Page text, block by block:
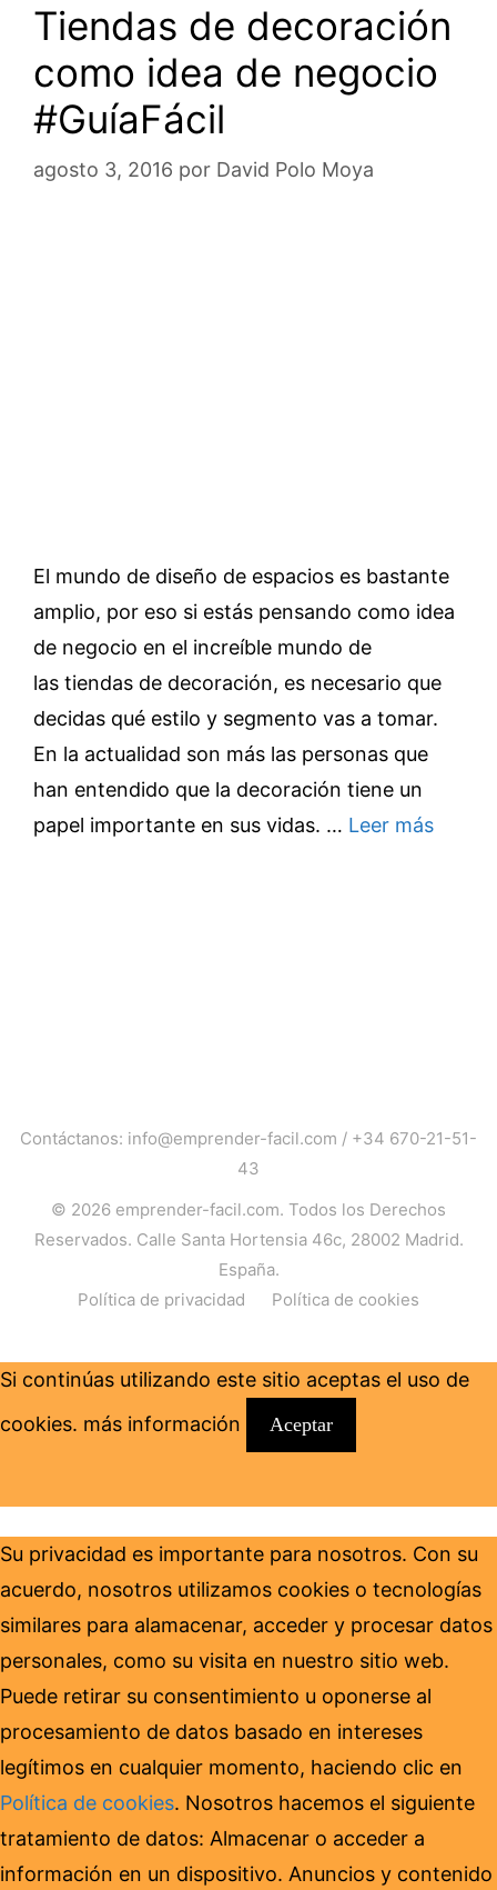
Tiendas de decoración
como idea de negocio
#GuíaFácil
agosto 3, 2016 por David Polo Moya
El mundo de diseño de espacios es bastante
amplio, por eso si estás pensando como idea
de negocio en el increíble mundo de
las tiendas de decoración, es necesario que
decidas qué estilo y segmento vas a tomar.
En la actualidad son más las personas que
han entendido que la decoración tiene un
papel importante en sus vidas. … Leer más
Contáctanos: info@emprender-facil.com / +34 670-21-51-
43
© 2026 emprender-facil.com. Todos los Derechos
Reservados. Calle Santa Hortensia 46c, 28002 Madrid.
España.
Política de privacidad
Política de cookies
Si continúas utilizando este sitio aceptas el uso de
cookies. más información Aceptar
Su privacidad es importante para nosotros. Con su
acuerdo, nosotros utilizamos cookies o tecnologías
similares para alamacenar, acceder y procesar datos
personales, como su visita en nuestro sitio web.
Puede retirar su consentimiento u oponerse al
procesamiento de datos basado en intereses
legítimos en cualquier momento, haciendo clic en
Política de cookies. Nosotros hacemos el siguiente
tratamiento de datos: Almacenar o acceder a
información en un dispositivo. Anuncios y contenido